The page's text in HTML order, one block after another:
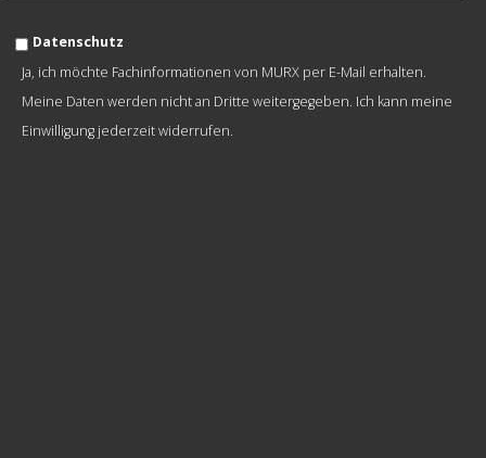
Datenschutz
Ja, ich möchte Fachinformationen von MURX per E-Mail erhalten.
Meine Daten werden nicht an Dritte weitergegeben. Ich kann meine
Einwilligung jederzeit widerrufen.